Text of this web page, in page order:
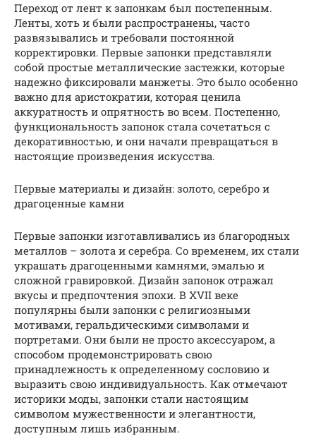
Переход от лент к запонкам был постепенным.
Ленты, хоть и были распространены, часто
развязывались и требовали постоянной
корректировки. Первые запонки представляли
собой простые металлические застежки, которые
надежно фиксировали манжеты. Это было особенно
важно для аристократии, которая ценила
аккуратность и опрятность во всем. Постепенно,
функциональность запонок стала сочетаться с
декоративностью, и они начали превращаться в
настоящие произведения искусства.
Первые материалы и дизайн: золото, серебро и
драгоценные камни
Первые запонки изготавливались из благородных
металлов – золота и серебра. Со временем, их стали
украшать драгоценными камнями, эмалью и
сложной гравировкой. Дизайн запонок отражал
вкусы и предпочтения эпохи. В XVII веке
популярны были запонки с религиозными
мотивами, геральдическими символами и
портретами. Они были не просто аксессуаром, а
способом продемонстрировать свою
принадлежность к определенному сословию и
выразить свою индивидуальность. Как отмечают
историки моды, запонки стали настоящим
символом мужественности и элегантности,
доступным лишь избранным.